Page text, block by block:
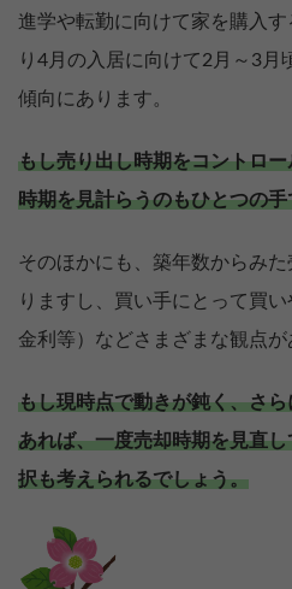
進学や転勤に向けて家を購入
り4月の入居に向けて2月～3月
傾向にあります。
もし売り出し時期をコントロ
時期を見計らうのもひとつの手
そのほかにも、築年数からみ
りますし、買い手にとって買
金利等）などさまざまな観点が
もし現時点で動きが鈍く、さ
あれば、一度売却時期を見直
択も考えられるでしょう。